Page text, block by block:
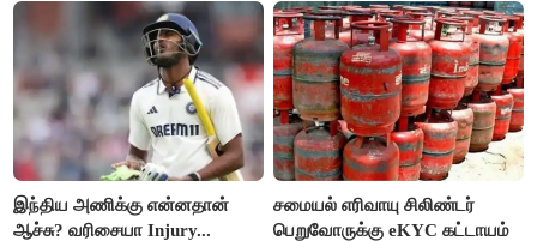
இந்திய அணிக்கு என்னதான்
ஆச்சு? வரிசையா Injury...
சமையல் எரிவாயு சிலிண்டர்
பெறுவோருக்கு eKYC கட்டாயம்